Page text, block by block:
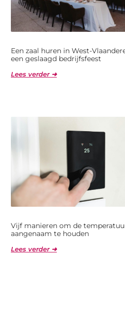
Een zaal huren in West-
een geslaagd bedrijfsfeest
Lees verder ➜
Vijf manieren om de
aangenaam te houden
Lees verder ➜